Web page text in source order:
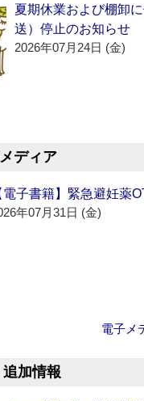
夏期休業および棚卸
送）停止のお知らせ
2026年07月24日 (金)
ディア
電子書籍】緊急避妊薬
年07月31日 (金)
電子メ
加情報